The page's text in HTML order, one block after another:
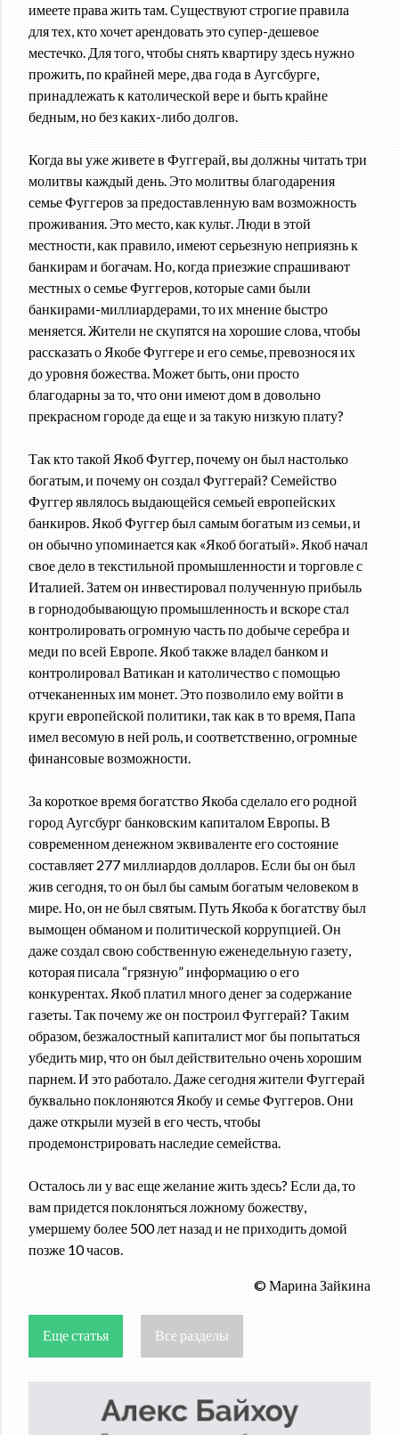
имеете права жить там. Существуют строгие правила
для тех, кто хочет арендовать это супер-дешевое
местечко. Для того, чтобы снять квартиру здесь нужно
прожить, по крайней мере, два года в Аугсбурге,
принадлежать к католической вере и быть крайне
бедным, но без каких-либо долгов.
Когда вы уже живете в Фуггерай, вы должны читать три
молитвы каждый день. Это молитвы благодарения
семье Фуггеров за предоставленную вам возможность
проживания. Это место, как культ. Люди в этой
местности, как правило, имеют серьезную неприязнь к
банкирам и богачам. Но, когда приезжие спрашивают
местных о семье Фуггеров, которые сами были
банкирами-миллиардерами, то их мнение быстро
меняется. Жители не скупятся на хорошие слова, чтобы
рассказать о Якобе Фуггере и его семье, превознося их
до уровня божества. Может быть, они просто
благодарны за то, что они имеют дом в довольно
прекрасном городе да еще и за такую низкую плату?
Так кто такой Якоб Фуггер, почему он был настолько
богатым, и почему он создал Фуггерай? Семейство
Фуггер являлось выдающейся семьей европейских
банкиров. Якоб Фуггер был самым богатым из семьи, и
он обычно упоминается как «Якоб богатый». Якоб начал
свое дело в текстильной промышленности и торговле с
Италией. Затем он инвестировал полученную прибыль
в горнодобывающую промышленность и вскоре стал
контролировать огромную часть по добыче серебра и
меди по всей Европе. Якоб также владел банком и
контролировал Ватикан и католичество с помощью
отчеканенных им монет. Это позволило ему войти в
круги европейской политики, так как в то время, Папа
имел весомую в ней роль, и соответственно, огромные
финансовые возможности.
За короткое время богатство Якоба сделало его родной
город Аугсбург банковским капиталом Европы. В
современном денежном эквиваленте его состояние
составляет 277 миллиардов долларов. Если бы он был
жив сегодня, то он был бы самым богатым человеком в
мире. Но, он не был святым. Путь Якоба к богатству был
вымощен обманом и политической коррупцией. Он
даже создал свою собственную еженедельную газету,
которая писала “грязную” информацию о его
конкурентах. Якоб платил много денег за содержание
газеты. Так почему же он построил Фуггерай? Таким
образом, безжалостный капиталист мог бы попытаться
убедить мир, что он был действительно очень хорошим
парнем. И это работало. Даже сегодня жители Фуггерай
буквально поклоняются Якобу и семье Фуггеров. Они
даже открыли музей в его честь, чтобы
продемонстрировать наследие семейства.
Осталось ли у вас еще желание жить здесь? Если да, то
вам придется поклоняться ложному божеству,
умершему более 500 лет назад и не приходить домой
позже 10 часов.
© Марина Зайкина
Еще статья Все разделы